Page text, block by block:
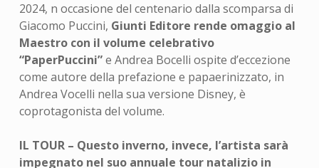
2024, n occasione del centenario dalla scomparsa di
Giacomo Puccini, Giunti Editore rende omaggio al
Maestro con il volume celebrativo
“PaperPuccini”e Andrea Bocelli ospite d’eccezione
come autore della prefazione e papaerinizzato, in
Andrea Vocelli nella sua versione Disney, è
coprotagonista del volume.
IL TOUR – Questo inverno, invece, l’artista sarà
impegnato nel suo annuale tour natalizio in